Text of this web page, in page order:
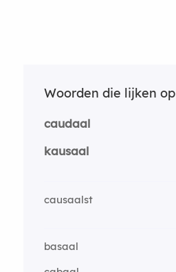
Woorden die lijken op
caudaal
kausaal
causaalst
basaal